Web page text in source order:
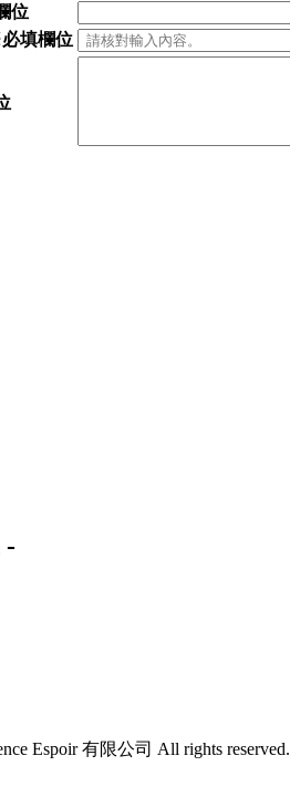
位
填欄位
-
Espoir 有限公司 All rights reserved.